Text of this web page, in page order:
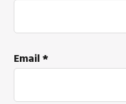
Email*